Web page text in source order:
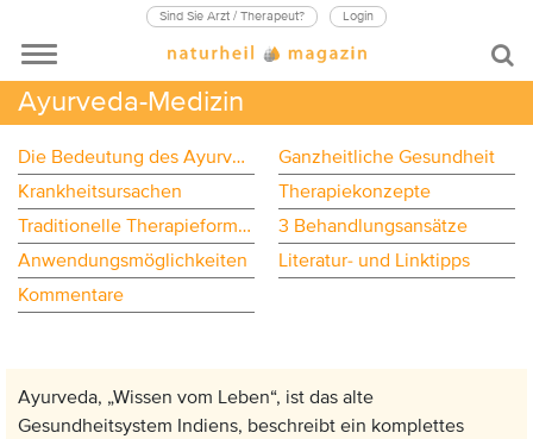
Sind Sie Arzt / Therapeut? Login
Ayurveda-Medizin
Die Bedeutung des Ayurveda
Ganzheitliche Gesundheit
Krankheitsursachen
Therapiekonzepte
Traditionelle Therapieformen
3 Behandlungsansätze
Anwendungsmöglichkeiten
Literatur- und Linktipps
Kommentare
Ayurveda, „Wissen vom Leben“, ist das alte
Gesundheitsystem Indiens, beschreibt ein komplettes